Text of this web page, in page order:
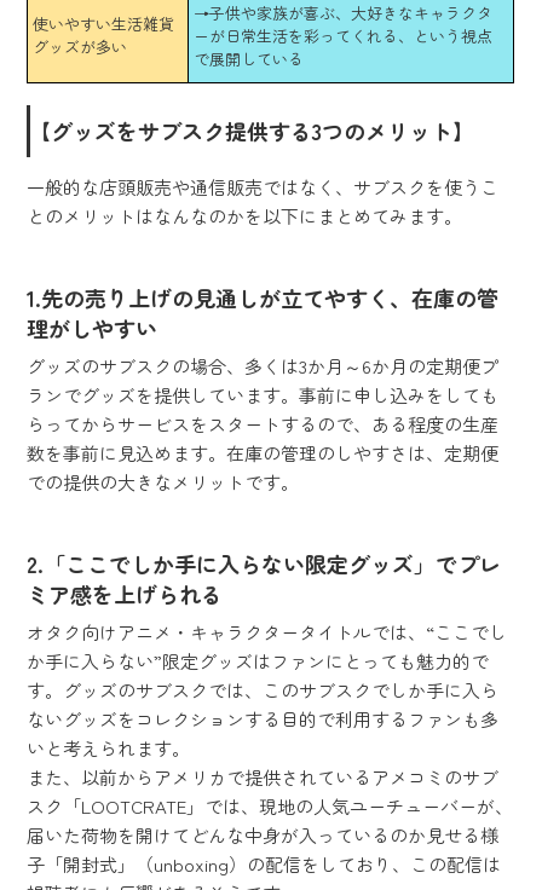
使いやすい生活雑貨
グッズが多い
→子供や家族が喜ぶ、大好きなキャラクタ
ーが日常生活を彩ってくれる、という視点
で展開している
【グッズをサブスク提供する3つのメリット】
一般的な店頭販売や通信販売ではなく、サブスクを使うこ
とのメリットはなんなのかを以下にまとめてみます。
1.先の売り上げの見通しが立てやすく、在庫の管
理がしやすい
グッズのサブスクの場合、多くは3か月～6か月の定期便プ
ランでグッズを提供しています。事前に申し込みをしても
らってからサービスをスタートするので、ある程度の生産
数を事前に見込めます。在庫の管理のしやすさは、定期便
での提供の大きなメリットです。
2.「ここでしか手に入らない限定グッズ」でプレ
ミア感を上げられる
オタク向けアニメ・キャラクタータイトルでは、“ここでし
か手に入らない”限定グッズはファンにとっても魅力的で
す。グッズのサブスクでは、このサブスクでしか手に入ら
ないグッズをコレクションする目的で利用するファンも多
いと考えられます。
また、以前からアメリカで提供されているアメコミのサブ
スク「LOOTCRATE」では、現地の人気ユーチューバーが、
届いた荷物を開けてどんな中身が入っているのか見せる様
子「開封式」（unboxing）の配信をしており、この配信は